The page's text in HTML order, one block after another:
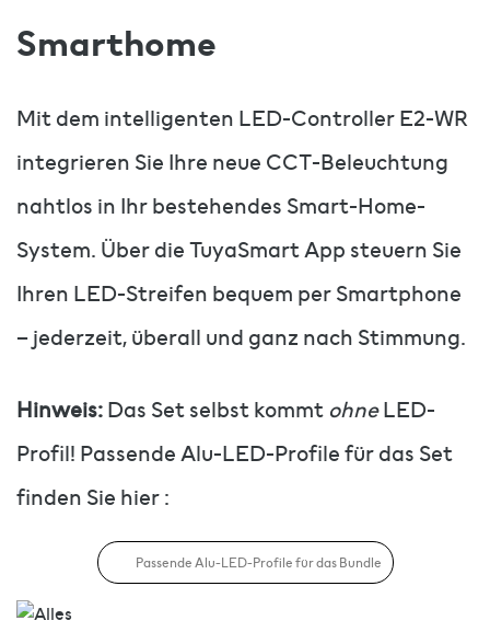
Smarthome
Mit dem intelligenten LED-Controller E2-WR
integrieren Sie Ihre neue CCT-Beleuchtung
nahtlos in Ihr bestehendes Smart-Home-
System. Über die TuyaSmart App steuern Sie
Ihren LED-Streifen bequem per Smartphone
– jederzeit, überall und ganz nach Stimmung.
Hinweis:Das Set selbst kommt ohneLED-
Profil! Passende Alu-LED-Profile für das Set
finden Sie hier :
Passende Alu-LED-Profile für das Bundle